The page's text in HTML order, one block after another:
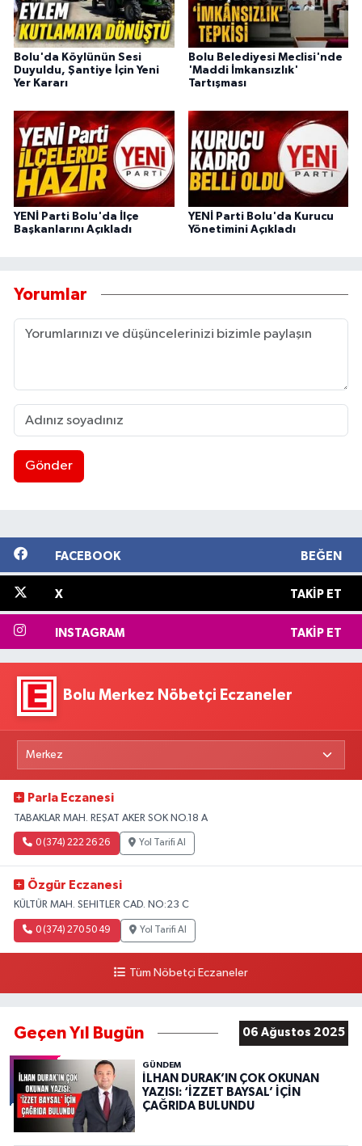
Bolu'da Köylünün Sesi
Duyuldu, Şantiye İçin Yeni
Yer Kararı
Bolu Belediyesi Meclisi'nde
'Maddi İmkansızlık'
Tartışması
YENİ Parti Bolu'da İlçe
Başkanlarını Açıkladı
YENİ Parti Bolu'da Kurucu
Yönetimini Açıkladı
Yorumlar
Gönder
FACEBOOK BEĞEN
X TAKIP ET
INSTAGRAM TAKIP ET
Bolu Merkez Nöbetçi Eczaneler
Parla Eczanesi
TABAKLAR MAH. REŞAT AKER SOK NO.18 A
0 (374) 222 26 26 Yol Tarifi Al
Özgür Eczanesi
KÜLTÜR MAH. SEHITLER CAD. NO:23 C
0 (374) 270 50 49 Yol Tarifi Al
Tüm Nöbetçi Eczaneler
Geçen Yıl Bugün 06 Ağustos 2025
GÜNDEM
İLHAN DURAK’IN ÇOK OKUNAN
YAZISI: ‘İZZET BAYSAL’ İÇİN
ÇAĞRIDA BULUNDU